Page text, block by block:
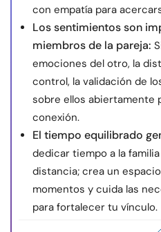
con empatía para
Los sentimientos son
miembros de la pareja:
emociones del otro, la
control, la validación de
sobre ellos abiertamente
conexión.
El tiempo equilibrado
dedicar tiempo a la
distancia; crea un
momentos y cuida las
para fortalecer tu vínculo.